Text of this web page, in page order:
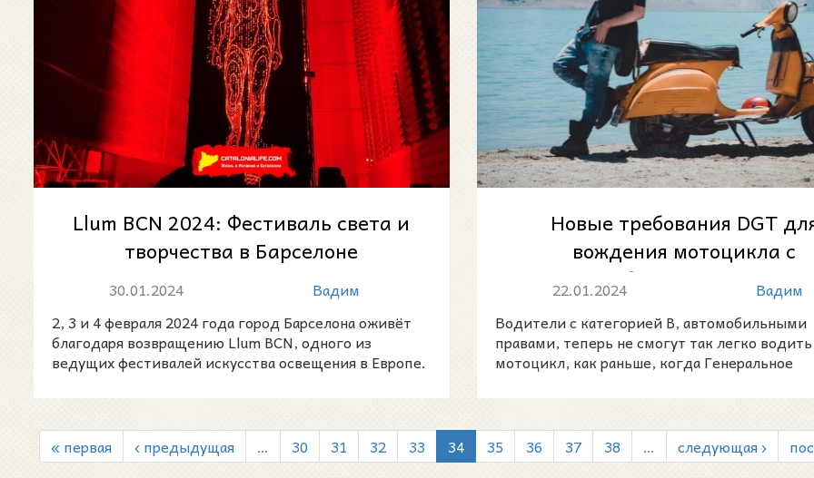
Llum BCN 2024: Фестиваль света и
творчества в Барселоне
30.01.2024
Вадим
2, 3 и 4 февраля 2024 года город Барселона оживёт
благодаря возвращению Llum BCN, одного из
ведущих фестивалей искусства освещения в Европе.
Новые требования DGT
вождения мотоцикла с
автомобильными правами
22.01.2024
Вадим
Водители с категорией B, автомобильными
правами, теперь не смогут так легко водить
мотоцикл, как раньше, когда Генеральное
« первая ‹ предыдущая … 30 31 32 33 34 35 36 37 38 … следующая ›